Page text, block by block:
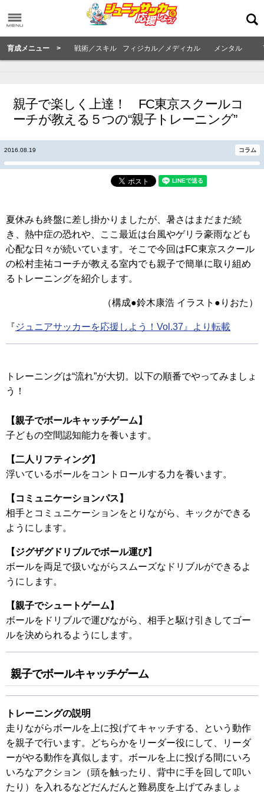
育成メニュー > 戦術／スキル フィジカル／メディカル メンタル
親子で楽しく上達！ FC東京スクールコ
ーチが教える５つの“親子トレーニング”
2016.08.19 コラム
夏休みも終盤に差し掛かりましたが、暑さはまだまだ続
き、熱中症の恐れや、ここ最近は台風やゲリラ豪雨なども
心配な日々が続いています。そこで今回はFC東京スクール
の松村圭祐コーチが教える室内でも親子で簡単に取り組め
るトレーニングを紹介します。
（構成●鈴木康浩 イラスト●りおた）
『ジュニアサッカーを応援しよう！Vol.37』より転載
トレーニングは“流れ”が大切。以下の順番でやってみましょ
う！
【親子でボールキャッチゲーム】
子どもの空間認知能力を養います。
【二人リフティング】
浮いているボールをコントロールする力を養います。
【コミュニケーションパス】
相手とコミュニケーションをとりながら、キックができる
ようにします。
【ジグザグドリブルでボール運び】
ボールを両足で扱いながらスムーズなドリブルができるよ
うにします。
【親子でシュートゲーム】
ボールをドリブルで運びながら、相手と駆け引きしてゴー
ルを決められるようにします。
親子でボールキャッチゲーム
トレーニングの説明
走りながらボールを上に投げてキャッチする、という動作
を親子で行います。どちらかをリーダー役にして、リーダ
ーがやる動作を真似します。ボールを上に投げる間にいろ
いろなアクション（頭を触ったり、背中に手を回して叩い
たり）を入れるなどだんだんと難易度を上げてみましょ